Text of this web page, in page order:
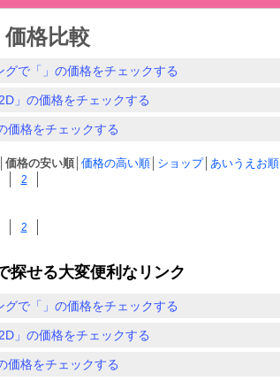
格比較
グで「」の価格をチェックする
」の価格をチェックする
価格をチェックする
価格の安い順 価格の高い順 ショップ│ あいうえお順
2
2
探せる大変便利なリンク
グで「」の価格をチェックする
」の価格をチェックする
価格をチェックする